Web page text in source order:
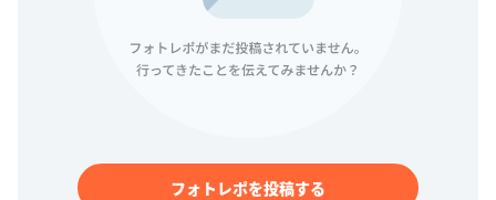
フォトレポを投稿する